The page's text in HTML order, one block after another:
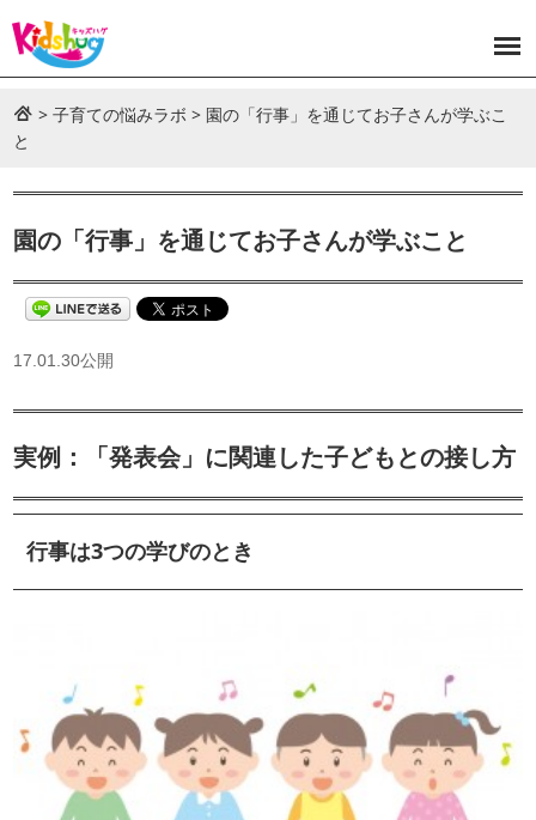
>子育ての悩みラボ > 園の「行事」を通じてお子さんが学ぶこ
と
園の「行事」を通じてお子さんが学ぶこと
17.01.30公開
実例：「発表会」に関連した子どもとの接し方
行事は3つの学びのとき